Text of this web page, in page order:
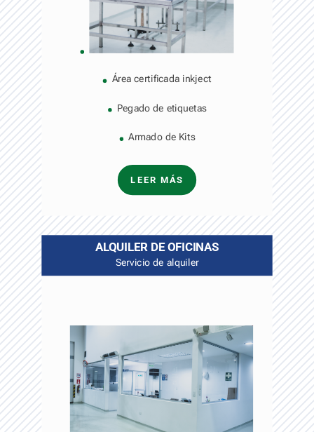
Área certificada inkject
Pegado de etiquetas
Armado de Kits
LEER MÁS
ALQUILER DE OFICINAS
Servicio de alquiler